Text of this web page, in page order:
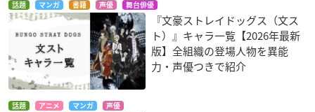
話題 マンガ 書籍 声優 舞台俳優
『文豪ストレイドッグス（文ス
ト）』キャラ一覧【2026年最新
版】全組織の登場人物を異能
力・声優つきで紹介
話題 アニメ マンガ 声優